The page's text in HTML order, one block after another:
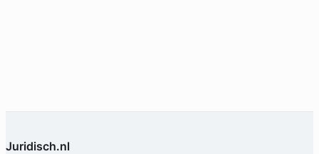
Juridisch.nl